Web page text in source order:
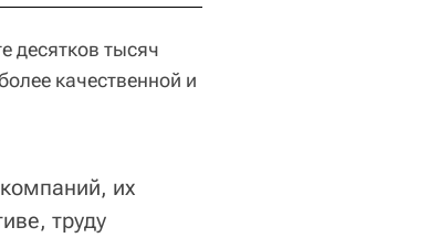
десятков тысяч
качественной и
их
труду